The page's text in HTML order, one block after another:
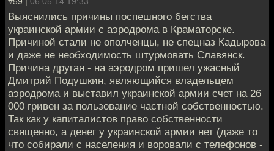
Выяснились причины поспешного бегства
украинской армии с аэродрома в Краматорске.
Причиной стали не ополченцы, не спецназ Кадырова
и даже не необходимость штурмовать Славянск.
Причина другая - на аэродром пришел ужасный
Дмитрий Подушкин, являющийся владельцем
аэродрома и выставил украинской армии счет на 26
000 гривен за пользование частной собственностью.
Так как у капиталистов право собственности
священно, а денег у украинской армии нет (даже то
что собирали с населения и воровали с телефонов -